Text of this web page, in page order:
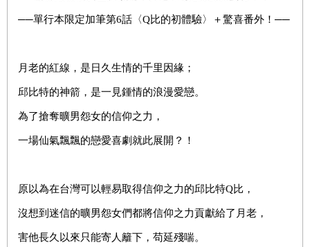
──單行本限定加筆第6話〈Q比的初體驗〉＋驚喜番外！──
月老的紅線，是日久生情的千里因緣；
邱比特的神箭，是一見鍾情的浪漫愛戀。
為了搶奪曠男怨女的信仰之力，
一場仙氣飄飄的戀愛喜劇就此展開？！
原以為在台灣可以輕易取得信仰之力的邱比特Q比，
沒想到迷信的曠男怨女們都將信仰之力貢獻給了月老，
害他長久以來只能寄人籬下，苟延殘喘。